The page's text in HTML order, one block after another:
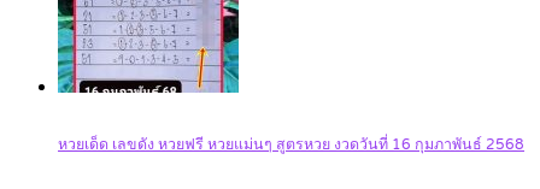
หวยเด็ด เลขดัง หวยฟรี หวยแม่นๆ สูตรหวย งวดวันที่ 16 กุมภาพันธ์ 2568